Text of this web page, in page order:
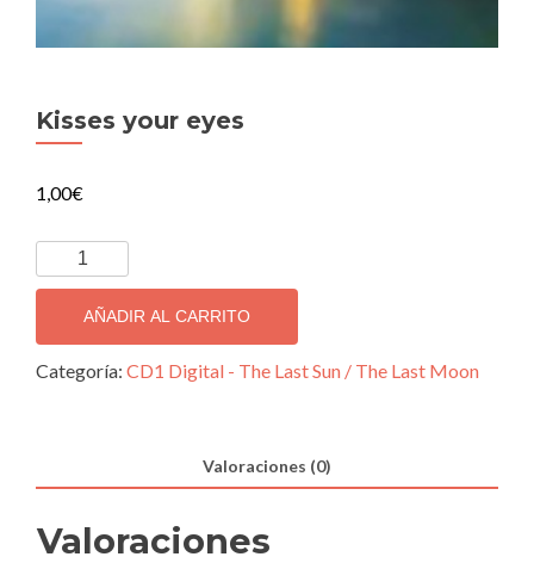
Kisses your eyes
1,00€
Kisses
your
cantidad
AÑADIR AL CARRITO
Categoría: CD1 Digital - The Last Sun / The Last Moon
Valoraciones (0)
Valoraciones